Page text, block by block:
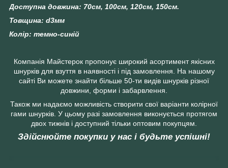
Доступна довжина: 70см, 100см, 120см, 150см.
Товщина: d3мм
Колір: темно-синій
Компанія Майстерок пропонує широкий асортимент якісних
шнурків для взуття в наявності і під замовлення. На нашому
сайті Ви можете знайти більше 50-ти видів шнурків різної
довжини, форми і забарвлення.
Також ми надаємо можливість створити свої варіанти колірної
гами шнурків. У цьому разі замовлення виконується протягом
двох тижнів і доступний тільки оптовим покупцям.
Здійснюйте покупки у нас і будьте успішні!